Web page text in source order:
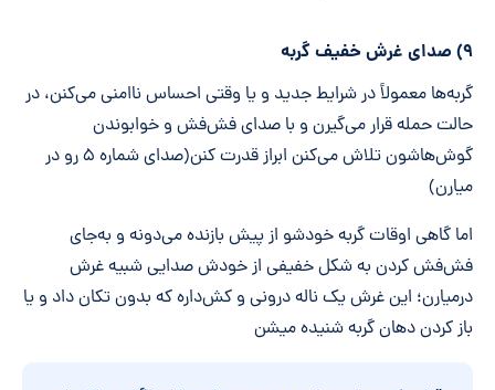
۹) صدای غرش خفیف گربه
گربه‌ها معمولاً در شرایط جدید و یا وقتی احساس ناامنی می‌کنن، در
حالت حمله قرار می‌گیرن و با صدای فش‌فش و خوابوندن
گوش‌هاشون تلاش می‌کنن ابراز قدرت کنن(صدای شماره ۵ رو در
میارن)
اما گاهی اوقات گربه خودشو از پیش بازنده می‌دونه و به‌جای
فش‌فش کردن به شکل خفیفی از خودش صدایی شبیه غرش
درمیارن؛ این غرش یک ناله درونی و کش‌داره که بدون تکان داد و یا
باز کردن دهان گربه شنیده میشن